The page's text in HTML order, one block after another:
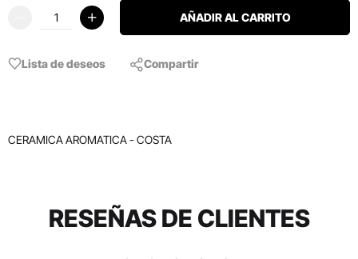
AÑADIR AL CARRITO
Lista de deseos Compartir
CERAMICA AROMATICA - COSTA
RESEÑAS DE CLIENTES